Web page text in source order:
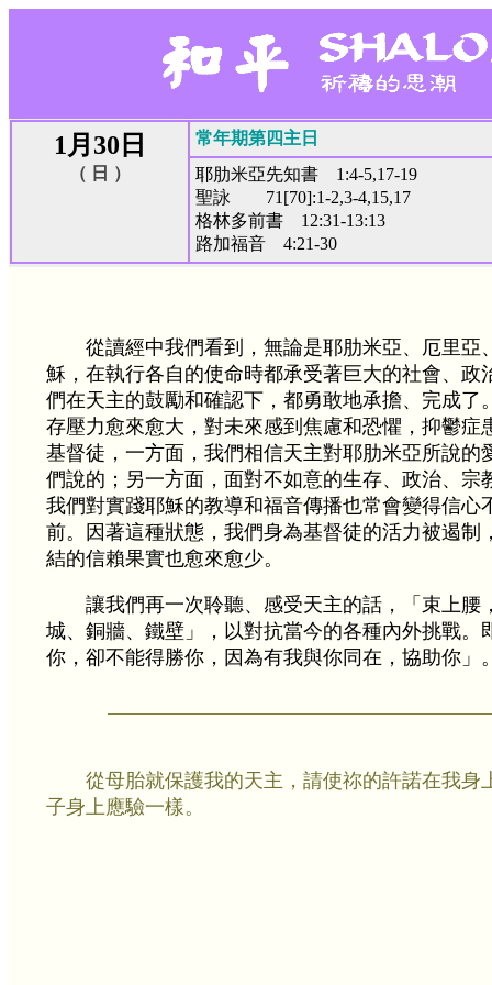
1月30日
（ 日 ）
常年期第四主日
耶肋米亞先知書 1:4-5,17-19
聖詠 71[70]:1-2,3-4,15,17
格林多前書 12:31-13:13
路加福音 4:21-30
從讀經中我們看到，無論是耶肋米亞、厄里亞
穌，在執行各自的使命時都承受著巨大的社會、政
們在天主的鼓勵和確認下，都勇敢地承擔、完成了
存壓力愈來愈大，對未來感到焦慮和恐懼，抑鬱症
基督徒，一方面，我們相信天主對耶肋米亞所說的
們說的；另一方面，面對不如意的生存、政治、宗
我們對實踐耶穌的教導和福音傳播也常會變得信心
前。因著這種狀態，我們身為基督徒的活力被遏制
結的信賴果實也愈來愈少。
讓我們再一次聆聽、感受天主的話，「束上腰
城、銅牆、鐵壁」，以對抗當今的各種內外挑戰。
你，卻不能得勝你，因為有我與你同在，協助你」
從母胎就保護我的天主，請使祢的許諾在我身
子身上應驗一樣。